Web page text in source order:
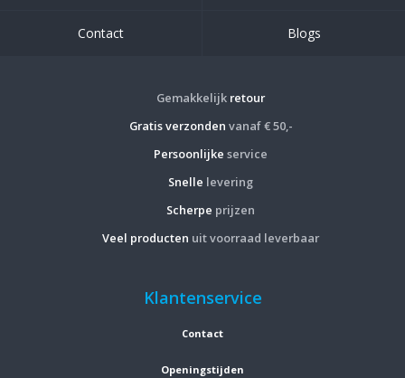
Contact Blogs
Gemakkelijk retour
Gratis verzonden vanaf € 50,-
Persoonlijke service
Snelle levering
Scherpe prijzen
Veel producten uit voorraad leverbaar
Klantenservice
Contact
Openingstijden